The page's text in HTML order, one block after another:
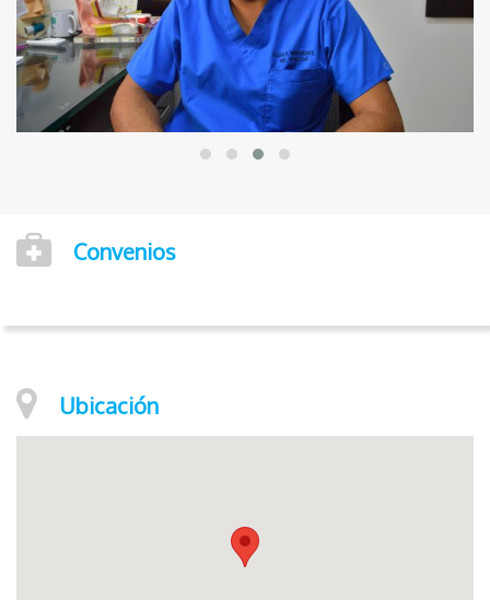
Convenios
Ubicación